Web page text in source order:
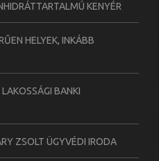
KENYÉR
HELYEK, INKÁBB
BANKI
ZSOLT ÜGYVÉDI IRODA